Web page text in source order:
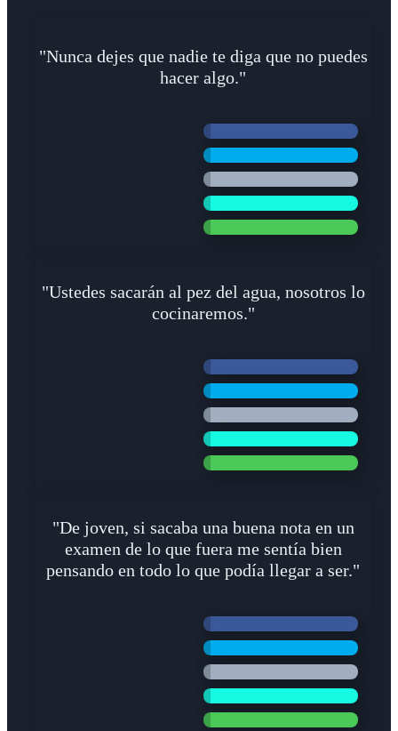
"Nunca dejes que nadie te diga que no puedes
hacer algo."
"Ustedes sacarán al pez del agua, nosotros lo
cocinaremos."
"De joven, si sacaba una buena nota en un
examen de lo que fuera me sentía bien
pensando en todo lo que podía llegar a ser."